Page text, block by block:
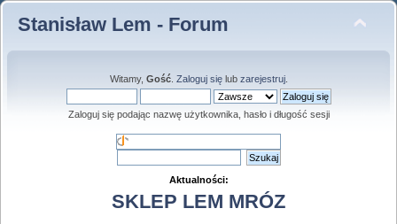
Stanisław Lem - Forum
Witamy, Gość. Zaloguj sięlub zarejestruj.
Zaloguj się podając nazwę użytkownika, hasło i długość sesji
Aktualności:
SKLEP LEM MRÓZ